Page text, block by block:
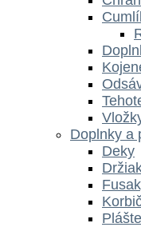
Doplnky a
Deky